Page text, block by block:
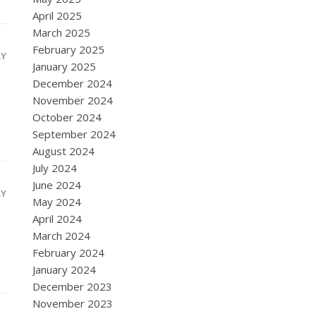
April 2025
March 2025
February 2025
January 2025
December 2024
November 2024
October 2024
September 2024
August 2024
July 2024
June 2024
May 2024
April 2024
March 2024
February 2024
January 2024
December 2023
November 2023